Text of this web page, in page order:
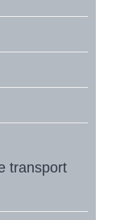
transport